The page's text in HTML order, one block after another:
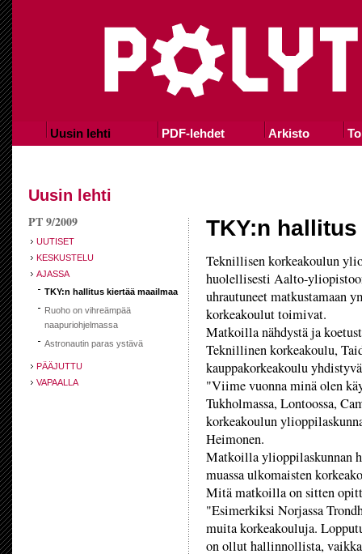
Uusin lehti PDF-lehdet Arkisto
Uusin lehti
PT 9/2009
UUTISET
KESKUSTELU
AJASSA
TKY:n hallitus kiertää maailmaa
Ruoho on vihreämpää
naapuriohjelmassa
Astronautin paras ystävä
PÄÄJUTTU
VAPAALLA
TKY:n
Teknillisen korkeakoulun
huolellisesti Aalto-
uhrautuneet matkustamaan
korkeakoulut toimivat.
Matkoilla nähdystä ja
Teknillinen korkeakoulu,
kauppakorkeakoulu
"Viime vuonna minä olen
Tukholmassa, Lontoossa,
korkeakoulun
Heimonen.
Matkoilla ylioppilaskunnan
muassa ulkomaisten
Mitä matkoilla on sitten
"Esimerkiksi Norjassa
muita korkeakouluja.
on ollut hallinnollista,